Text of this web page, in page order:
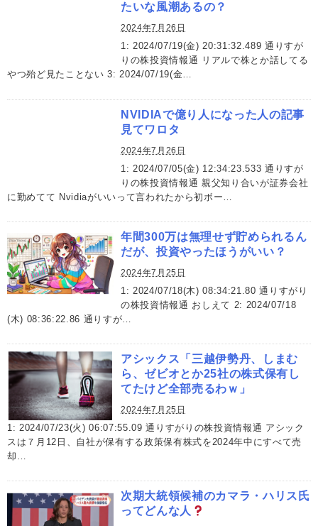
たいな風潮あるの？
2024年7月26日
1: 2024/07/19(金) 20:31:32.489 通りすが
りの株投資情報通 リアルで株とか話してる
やつ殆ど見たことない 3: 2024/07/19(金…
NVIDIAで億り人になった人の記事
見てワロタ
2024年7月26日
1: 2024/07/05(金) 12:34:23.533 通りすが
りの株投資情報通 親父知り合いが証券会社
に勤めてて Nvidiaがいいって言われたから初ボー…
年間300万は無理せず貯められるん
だが、投資やったほうがいい？
2024年7月25日
1: 2024/07/18(木) 08:34:21.80 通りすがり
の株投資情報通 おしえて 2: 2024/07/18
(木) 08:36:22.86 通りすが…
アシックス「三越伊勢丹、しまむ
ら、ゼビオとか25社の株式保有し
てたけど全部売るわｗ」
2024年7月25日
1: 2024/07/23(火) 06:07:55.09 通りすがりの株投資情報通 アシック
スは７月12日、自社が保有する政策保有株式を2024年中にすべて売
却…
次期大統領候補のカマラ・ハリス氏
ってどんな人